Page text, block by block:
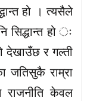
हो । त्यसैले
सिद्धान्त हो ः
देखाउँछ र गल्ती
जतिसुकै राम्रा
राजनीति केवल